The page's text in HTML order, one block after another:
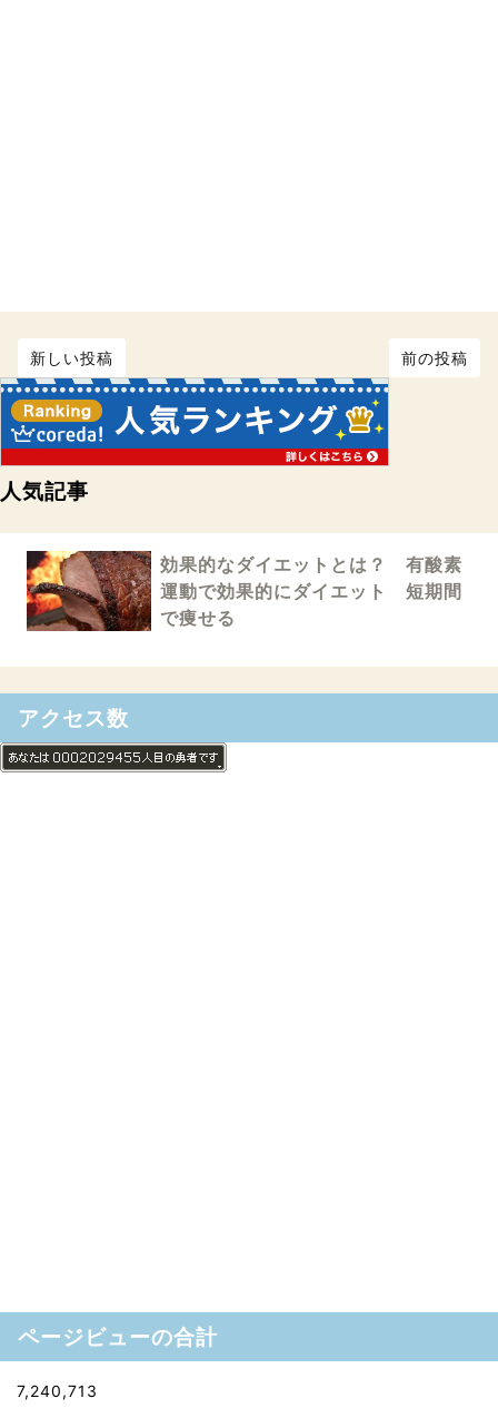
新しい投稿 前の投稿
人気記事
効果的なダイエットとは？ 有酸素
運動で効果的にダイエット 短期間
で痩せる
アクセス数
ページビューの合計
7,240,713